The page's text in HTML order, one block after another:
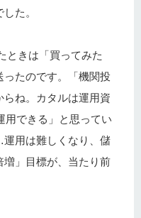
た。
ときは「買ってみた
たのです。「機関投
ね。カタルは運用資
できる」と思ってい
用は難しくなり、儲
」目標が、当たり前